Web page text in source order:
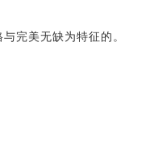
完美无缺为特征的。